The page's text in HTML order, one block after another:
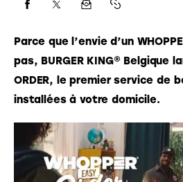
Parce que l’envie d’un
pas, BURGER KING® Belgique
ORDER, le premier service de
installées à votre domicile.